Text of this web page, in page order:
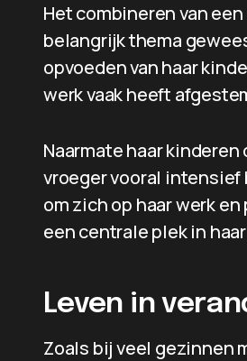
Het combineren van
belangrijk thema
opvoeden van haar
werk vaak heeft
Naarmate haar
vroeger vooral intensief
om zich op haar werk
een centrale plek in
Leven in
Zoals bij veel gezinnen